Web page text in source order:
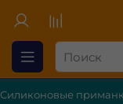
Силиконовые